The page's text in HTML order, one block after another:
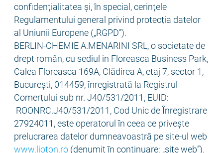
confidențialitatea și, în special, cerințele
Regulamentului general privind protecția datelor
al Uniunii Europene („RGPD”).
BERLIN-CHEMIE A.MENARINI SRL, o societate de
drept român, cu sediul in Floreasca Business Park,
Calea Floreasca 169A, Clădirea A, etaj 7, sector 1,
București, 014459, înregistrată la Registrul
Comerțului sub nr. J40/531/2011, EUID:
ROONRC.J40/531/2011, Cod Unic de Înregistrare
27924011, este operatorul în ceea ce privește
prelucrarea datelor dumneavoastră pe site-ul web
www.lioton.ro (denumit în continuare: „site web”).